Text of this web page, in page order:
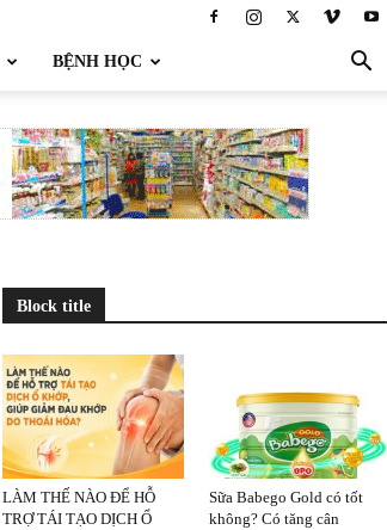
BỆNH HỌC
Block title
LÀM THẾ NÀO ĐỂ HỖ
TRỢ TÁI TẠO DỊCH Ổ
Sữa Babego Gold có tốt
không? Có tăng cân